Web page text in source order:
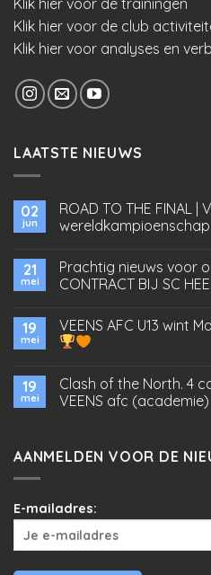
Klik hier voor de trainingen
Klik hier voor de club
Klik hier voor analyses en
LAATSTE NIEUWS
02
jun
ROAD TO THE FINAL |
wereldkampioenschap
21
mei
Prachtig nieuws voor
CONTRACT BIJ SC
19
mei
VEENS AFC U13 wint
19
mei
Clash of the North. 4
VEENS afc (academie)
AANMELDEN VOOR DE
E-mailadres: